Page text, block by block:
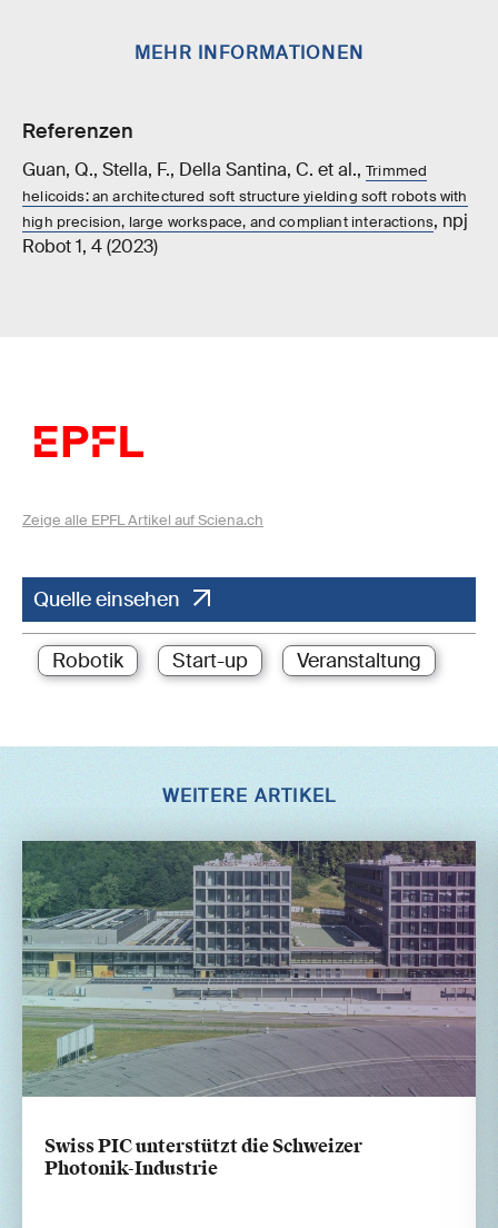
MEHR INFORMATIONEN
Referenzen
Guan, Q., Stella, F., Della Santina, C. et al., Trimmed
helicoids: an architectured soft structure yielding soft robots with
high precision, large workspace, and compliant interactions, npj
Robot 1, 4 (2023)
Zeige alle EPFL Artikel auf Sciena.ch
Quelle einsehen
Robotik Start-up Veranstaltung
WEITERE ARTIKEL
Swiss PIC unterstützt die Schweizer
Photonik-Industrie